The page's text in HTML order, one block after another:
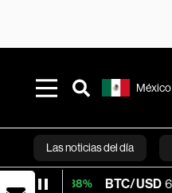
México
Las noticias del día
BTC/USD 63,752.05